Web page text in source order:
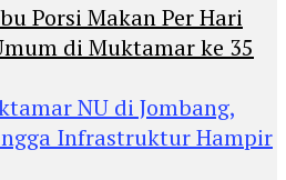
Porsi Makan Per Hari
di Muktamar ke 35